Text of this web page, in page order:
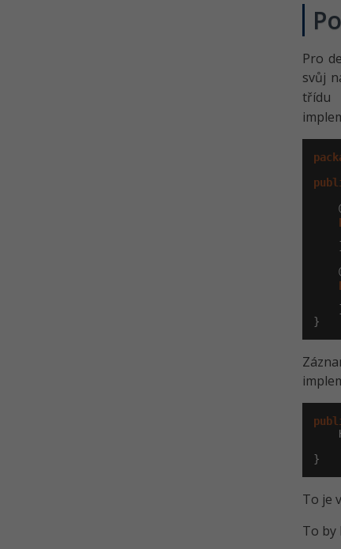
Pro
svůj
třídu
}
}
To je
To by